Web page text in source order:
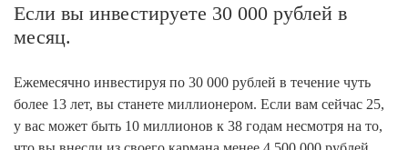
Если вы инвестируете 30 000 рублей в
месяц.
Ежемесячно инвестируя по 30 000 рублей в течение чуть
более 13 лет, вы станете миллионером. Если вам сейчас 25,
у вас может быть 10 миллионов к 38 годам несмотря на то,